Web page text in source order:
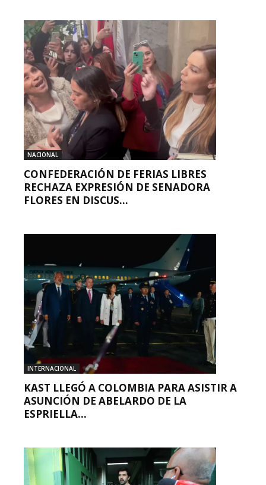
NACIONAL
CONFEDERACIÓN DE FERIAS LIBRES
RECHAZA EXPRESIÓN DE SENADORA
FLORES EN DISCUS...
INTERNACIONAL
KAST LLEGÓ A COLOMBIA PARA ASISTIR A
ASUNCIÓN DE ABELARDO DE LA
ESPRIELLA...